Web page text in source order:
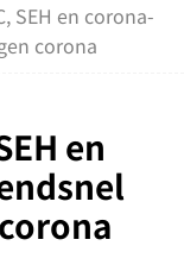
SEH en corona-
corona
en